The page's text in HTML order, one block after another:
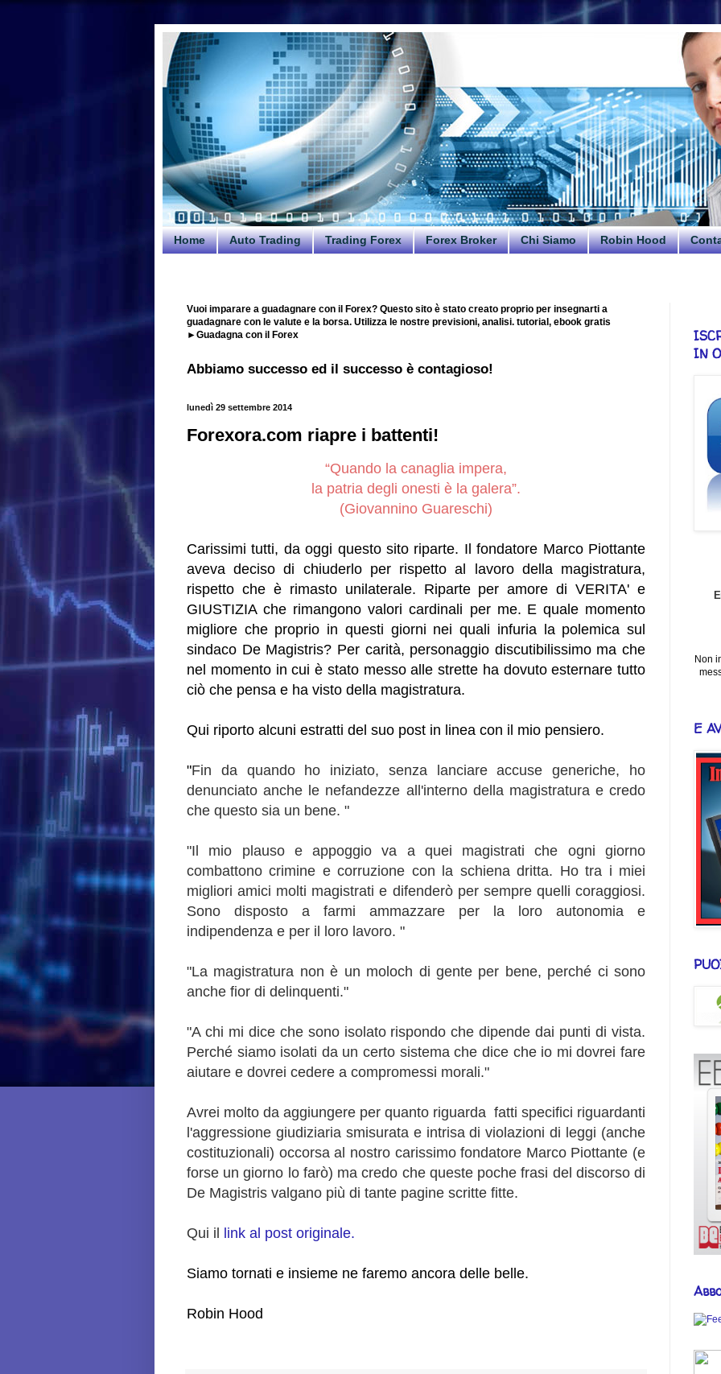
Home Auto Trading Trading Forex Forex Broker Chi Siamo Robin Hood
Vuoi imparare a guadagnare con il Forex? Questo sito è stato creato proprio per insegnarti a
guadagnare con le valute e la borsa. Utilizza le nostre previsioni, analisi. tutorial, ebook gratis
►Guadagna con il Forex
Abbiamo successo ed il successo è contagioso!
lunedì 29 settembre 2014
Forexora.com riapre i battenti!
“Quando la canaglia impera,
la patria degli onesti è la galera”.
(Giovannino Guareschi)
Carissimi tutti, da oggi questo sito riparte. Il fondatore Marco Piottante
aveva deciso di chiuderlo per rispetto al lavoro della magistratura,
rispetto che è rimasto unilaterale. Riparte per amore di VERITA' e
GIUSTIZIA che rimangono valori cardinali per me. E quale momento
migliore che proprio in questi giorni nei quali infuria la polemica sul
sindaco De Magistris? Per carità, personaggio discutibilissimo ma che
nel momento in cui è stato messo alle strette ha dovuto esternare tutto
ciò che pensa e ha visto della magistratura.
Qui riporto alcuni estratti del suo post in linea con il mio pensiero.
"Fin da quando ho iniziato, senza lanciare accuse generiche, ho
denunciato anche le nefandezze all'interno della magistratura e credo
che questo sia un bene. "
"Il mio plauso e appoggio va a quei magistrati che ogni giorno
combattono crimine e corruzione con la schiena dritta. Ho tra i miei
migliori amici molti magistrati e difenderò per sempre quelli coraggiosi.
Sono disposto a farmi ammazzare per la loro autonomia e
indipendenza e per il loro lavoro. "
"La magistratura non è un moloch di gente per bene, perché ci sono
anche fior di delinquenti."
"A chi mi dice che sono isolato rispondo che dipende dai punti di vista.
Perché siamo isolati da un certo sistema che dice che io mi dovrei fare
aiutare e dovrei cedere a compromessi morali."
Avrei molto da aggiungere per quanto riguarda fatti specifici riguardanti
l'aggressione giudiziaria smisurata e intrisa di violazioni di leggi (anche
costituzionali) occorsa al nostro carissimo fondatore Marco Piottante (e
forse un giorno lo farò) ma credo che queste poche frasi del discorso di
De Magistris valgano più di tante pagine scritte fitte.
Qui il link al post originale.
Siamo tornati e insieme ne faremo ancora delle belle.
Robin Hood
IN
Non
E